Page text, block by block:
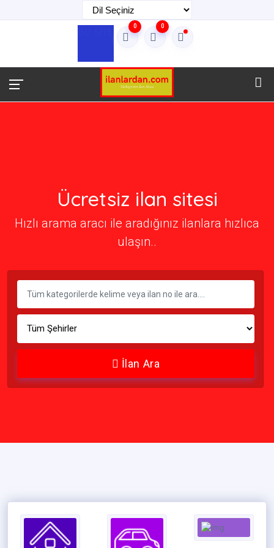
0 0
Ücretsiz ilan sitesi
Hızlı arama aracı ile aradığınız ilanlara hızlıca
ulaşın..
İlan Ara